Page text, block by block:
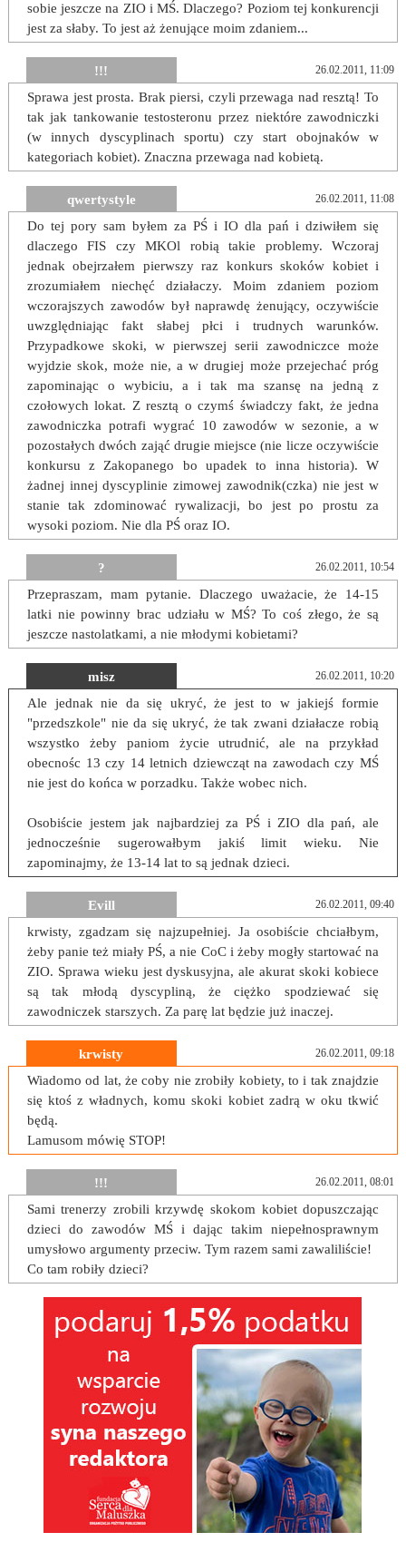
sobie jeszcze na ZIO i MŚ. Dlaczego? Poziom tej konkurencji
jest za słaby. To jest aż żenujące moim zdaniem...
!!! 26.02.2011, 11:09
Sprawa jest prosta. Brak piersi, czyli przewaga nad resztą! To
tak jak tankowanie testosteronu przez niektóre zawodniczki
(w innych dyscyplinach sportu) czy start obojnaków w
kategoriach kobiet). Znaczna przewaga nad kobietą.
qwertystyle 26.02.2011, 11:08
Do tej pory sam byłem za PŚ i IO dla pań i dziwiłem się
dlaczego FIS czy MKOl robią takie problemy. Wczoraj
jednak obejrzałem pierwszy raz konkurs skoków kobiet i
zrozumiałem niechęć działaczy. Moim zdaniem poziom
wczorajszych zawodów był naprawdę żenujący, oczywiście
uwzględniając fakt słabej płci i trudnych warunków.
Przypadkowe skoki, w pierwszej serii zawodniczce może
wyjdzie skok, może nie, a w drugiej może przejechać próg
zapominając o wybiciu, a i tak ma szansę na jedną z
czołowych lokat. Z resztą o czymś świadczy fakt, że jedna
zawodniczka potrafi wygrać 10 zawodów w sezonie, a w
pozostałych dwóch zająć drugie miejsce (nie licze oczywiście
konkursu z Zakopanego bo upadek to inna historia). W
żadnej innej dyscyplinie zimowej zawodnik(czka) nie jest w
stanie tak zdominować rywalizacji, bo jest po prostu za
wysoki poziom. Nie dla PŚ oraz IO.
? 26.02.2011, 10:54
Przepraszam, mam pytanie. Dlaczego uważacie, że 14-15
latki nie powinny brac udziału w MŚ? To coś złego, że są
jeszcze nastolatkami, a nie młodymi kobietami?
misz 26.02.2011, 10:20
Ale jednak nie da się ukryć, że jest to w jakiejś formie
"przedszkole" nie da się ukryć, że tak zwani działacze robią
wszystko żeby paniom życie utrudnić, ale na przykład
obecnośc 13 czy 14 letnich dziewcząt na zawodach czy MŚ
nie jest do końca w porzadku. Także wobec nich.
Osobiście jestem jak najbardziej za PŚ i ZIO dla pań, ale
jednocześnie sugerowałbym jakiś limit wieku. Nie
zapominajmy, że 13-14 lat to są jednak dzieci.
Evill 26.02.2011, 09:40
krwisty, zgadzam się najzupełniej. Ja osobiście chciałbym,
żeby panie też miały PŚ, a nie CoC i żeby mogły startować na
ZIO. Sprawa wieku jest dyskusyjna, ale akurat skoki kobiece
są tak młodą dyscypliną, że ciężko spodziewać się
zawodniczek starszych. Za parę lat będzie już inaczej.
krwisty 26.02.2011, 09:18
Wiadomo od lat, że coby nie zrobiły kobiety, to i tak znajdzie
się ktoś z władnych, komu skoki kobiet zadrą w oku tkwić
będą.
Lamusom mówię STOP!
!!! 26.02.2011, 08:01
Sami trenerzy zrobili krzywdę skokom kobiet dopuszczając
dzieci do zawodów MŚ i dając takim niepełnosprawnym
umysłowo argumenty przeciw. Tym razem sami zawaliliście!
Co tam robiły dzieci?